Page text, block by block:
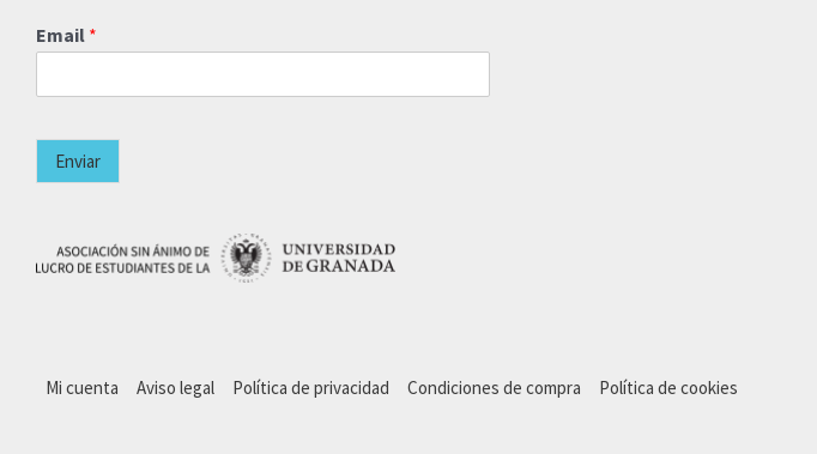
Email *
Enviar
Mi cuenta Aviso legal Política de privacidad Condiciones de compra Política de cookies